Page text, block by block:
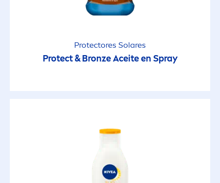
Protectores Solares
Protect&BronzeAceite en Spray